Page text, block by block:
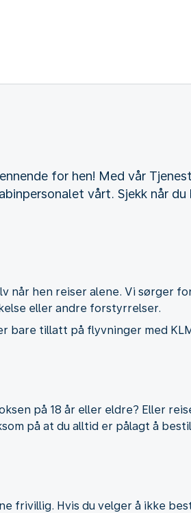
for hen! Med vår
vårt. Sjekk når du
når hen reiser alene. Vi sørger
eller andre forstyrrelser.
bare tillatt på flyvninger med
på 18 år eller eldre? Eller
på at du alltid er pålagt å
frivillig. Hvis du velger å ikke